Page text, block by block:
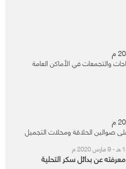
والتجمعات في الأماكن العامة
صوالين الحلاقة ومحلات التجميل
عن بدائل سكر التحلية